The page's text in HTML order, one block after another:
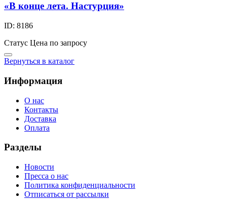
«В конце лета. Настурция»
ID: 8186
Статус Цена по запросу
Вернуться в каталог
Информация
О нас
Контакты
Доставка
Оплата
Разделы
Новости
Пресса о нас
Политика конфиденциальности
Отписаться от рассылки